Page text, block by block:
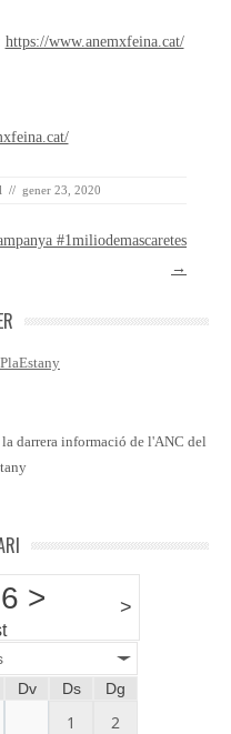
https://www.anemxfeina.cat/
// gener 23, 2020
#1miliodemascaretes
→
darrera informació de l'ANC del
> >
Dv Ds Dg
1 2